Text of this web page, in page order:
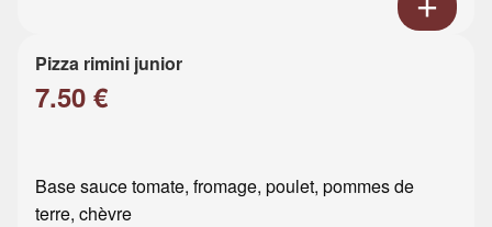
Pizza rimini junior
7.50 €
Base sauce tomate, fromage, poulet, pommes de
terre, chèvre